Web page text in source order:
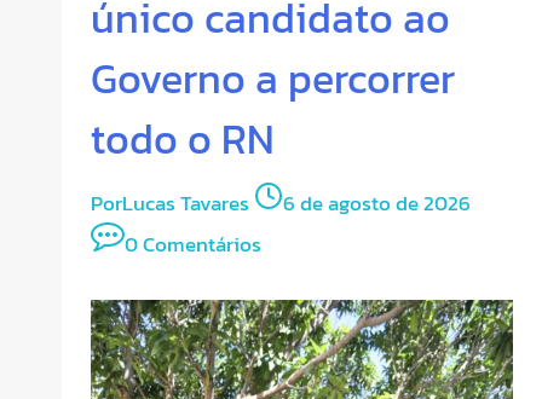
único candidato ao
Governo a percorrer
todo o RN
PorLucas Tavares
6 de agosto de 2026
0 Comentários